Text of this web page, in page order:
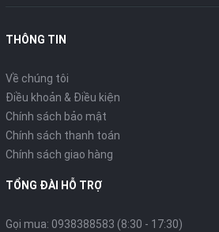
THÔNG TIN
Về chúng tôi
Điều khoản & Điều kiện
Chính sách bảo mật
Chính sách thanh toán
Chính sách giao hàng
TỔNG ĐÀI HỖ TRỢ
Gọi mua: 0938388583 (8:30 - 17:30)